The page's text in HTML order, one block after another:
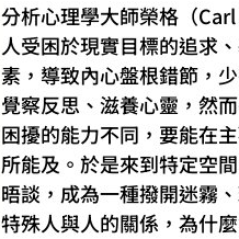
分析心理學大師榮格（
人受困於現實目標的追求
素，導致內心盤根錯節，
覺察反思、滋養心靈，然
困擾的能力不同，要能在
所能及。於是來到特定空
晤談，成為一種撥開迷霧
特殊人與人的關係，為什